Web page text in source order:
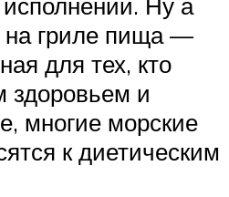
на гриле пища —
для тех, кто
здоровьем и
многие морские
к диетическим